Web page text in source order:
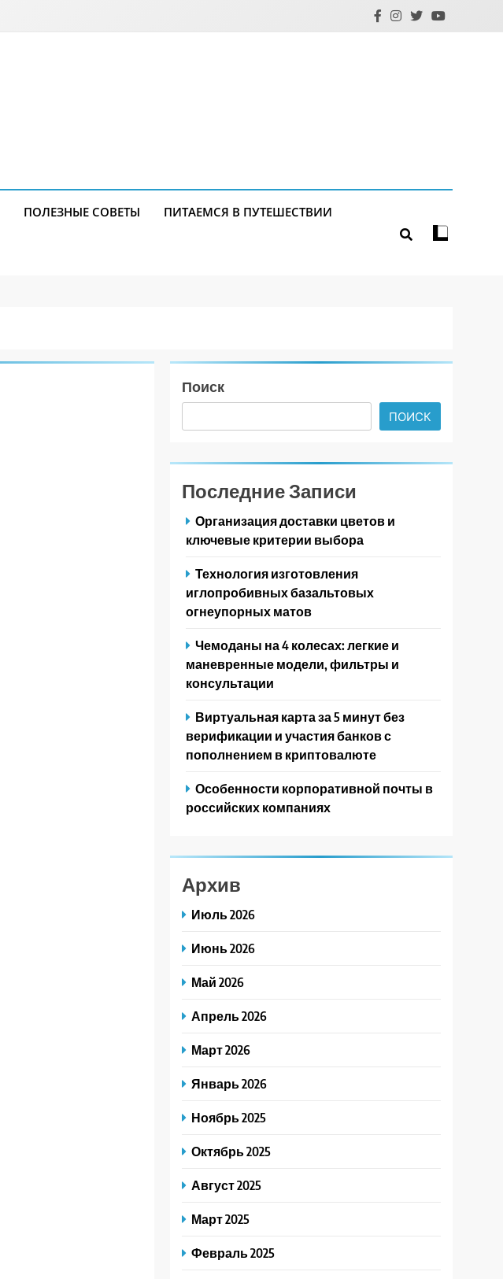
ПОЛЕЗНЫЕ СОВЕТЫ ПИТАЕМСЯ В ПУТЕШЕСТВИИ
Поиск
ПОИСК
Последние Записи
Организация доставки цветов и
ключевые критерии выбора
Технология изготовления
иглопробивных базальтовых
огнеупорных матов
Чемоданы на 4 колесах: легкие и
маневренные модели, фильтры и
консультации
Виртуальная карта за 5 минут без
верификации и участия банков с
пополнением в криптовалюте
Особенности корпоративной почты в
российских компаниях
Архив
Июль 2026
Июнь 2026
Май 2026
Апрель 2026
Март 2026
Январь 2026
Ноябрь 2025
Октябрь 2025
Август 2025
Март 2025
Февраль 2025